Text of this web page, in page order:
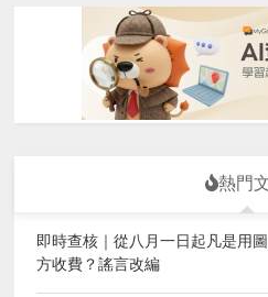
熱門
即時查核｜從八月一日起凡是用
方收費？謠言改編